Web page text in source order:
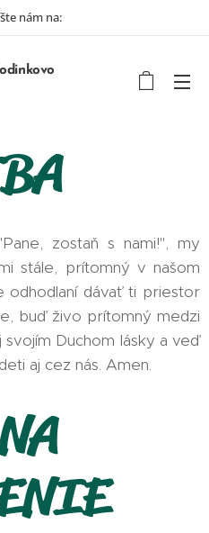
nám na:
zostaň s nami!", my
stále, prítomný v našom
odhodlaní dávať ti priestor
buď živo prítomný medzi
svojím Duchom lásky a veď
aj cez nás. Amen.